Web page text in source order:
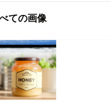
ての画像